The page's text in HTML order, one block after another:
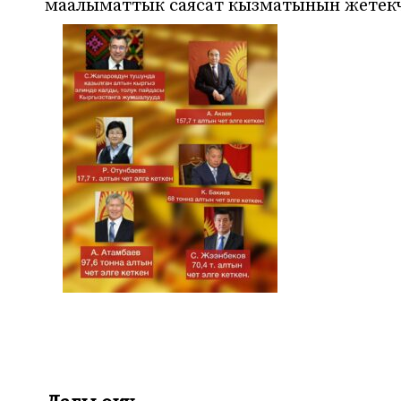
маалыматтык саясат кызматынын